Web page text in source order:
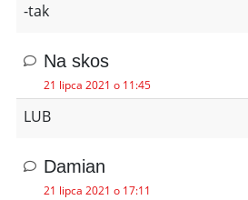
-tak
Na skos
21 lipca 2021 o 11:45
LUB
Damian
21 lipca 2021 o 17:11